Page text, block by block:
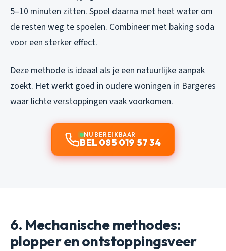
5–10 minuten zitten. Spoel daarna met heet water om
de resten weg te spoelen. Combineer met baking soda
voor een sterker effect.
Deze methode is ideaal als je een natuurlijke aanpak
zoekt. Het werkt goed in oudere woningen in Bargeres
waar lichte verstoppingen vaak voorkomen.
NU BEREIKBAAR
BEL 085 019 57 34
6. Mechanische methodes:
plopper en ontstoppingsveer